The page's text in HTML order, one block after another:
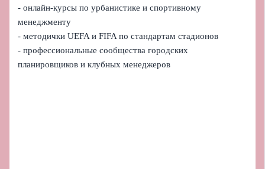
- онлайн-курсы по урбанистике и спортивному
менеджменту
- методички UEFA и FIFA по стандартам стадионов
- профессиональные сообщества городских
планировщиков и клубных менеджеров